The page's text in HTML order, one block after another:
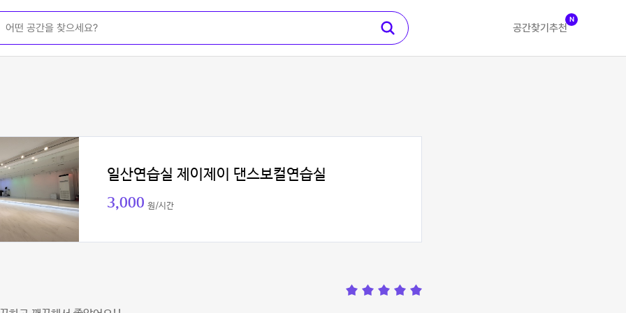
공간찾기 추천
N
일산연습실 제이제이 댄스보컬연습실
3,000 원/시간